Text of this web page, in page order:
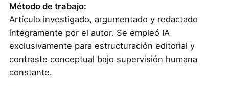
Método de trabajo:
Artículo investigado, argumentado y redactado
íntegramente por el autor. Se empleó IA
exclusivamente para estructuración editorial y
contraste conceptual bajo supervisión humana
constante.